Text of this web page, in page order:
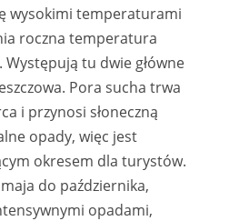
wysokimi temperaturami
roczna temperatura
Występują tu dwie główne
Pora sucha trwa
i przynosi słoneczną
opady, więc jest
okresem dla turystów.
do października,
opadami,